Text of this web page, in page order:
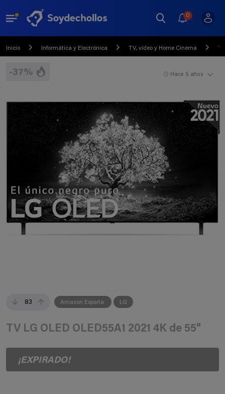
0
Inicio Informática y Electrónica TV, vídeo y Home Cinema
-37%
83 Amazon España LG
Hace 5 años
TV LG OLED OLED55A1 2021 4K de 55"
¡EXPIRADO!